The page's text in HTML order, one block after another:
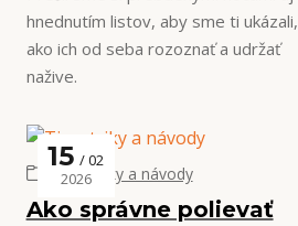
hnednutím listov, aby sme ti ukázali,
ako ich od seba rozoznať a udržať
nažive.
Ako správne polievať
15
02
2026
Tipy, triky a návody